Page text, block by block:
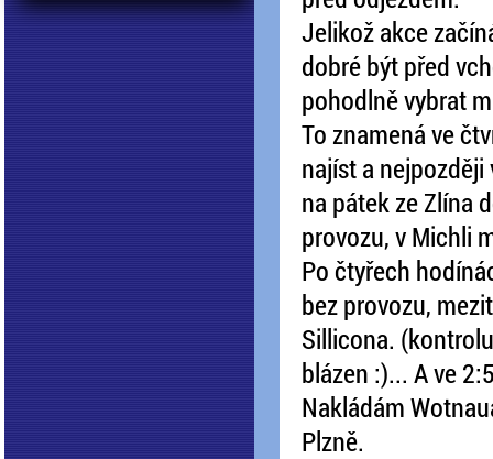
Jelikož akce
dobré být před
pohodlně vybrat
To znamená ve
najíst a
na pátek ze Zlína
provozu, v Michli
Po čtyřech
bez provozu,
Sillicona.
blázen :)... A ve
Nakládám
Plzně.